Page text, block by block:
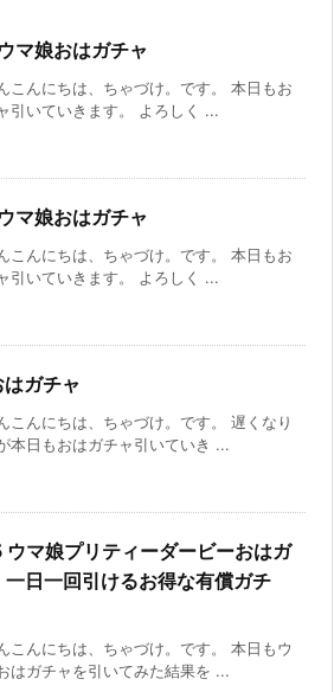
マ娘おはガチャ
こんにちは、ちゃづけ。です。 本日もお
引いていきます。 よろしく ...
マ娘おはガチャ
こんにちは、ちゃづけ。です。 本日もお
引いていきます。 よろしく ...
ガチャ
こんにちは、ちゃづけ。です。 遅くなり
本日もおはガチャ引いていき ...
マ娘プリティーダービーおはガ
一日一回引けるお得な有償ガチ
こんにちは、ちゃづけ。です。 本日もウ
はガチャを引いてみた結果を ...